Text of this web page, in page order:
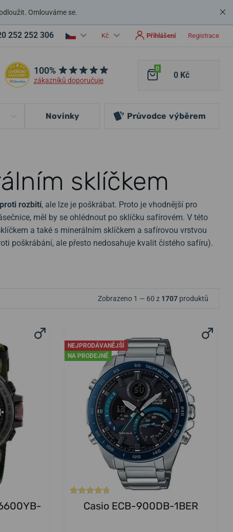
Omlouváme se.
252 252 306 Kč Přihlášení Registrace
100%
zákazníků doporučuje
0
0 Kč
Novinky Průvodce výběrem
sklíčkem
rozbití, ale lze je poškrábat. Proto je vhodnější pro
měl by se ohlédnout po sklíčku safírovém. V této
a také s minerálním sklíčkem a safírovou vrstvou
poškrábání, ale přesto nedosahuje kvalit čistého safíru).
Zobrazeno 1 — 60 z 1707 produktů
NEJPRODÁVANĚJŠÍ
NA PRODEJNĚ
Casio ECB-900DB-1BER